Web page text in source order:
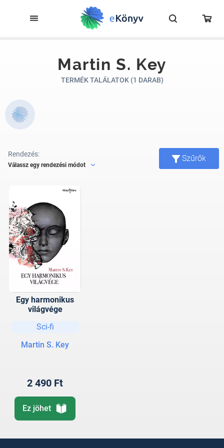
Martin S. Key
TERMÉK TALÁLATOK (1 DARAB)
Rendezés:
Válassz egy rendezési módot
Szűrők
Egy harmonikus
világvége
Sci-fi
Martin S. Key
2 490 Ft
Ez jöhet